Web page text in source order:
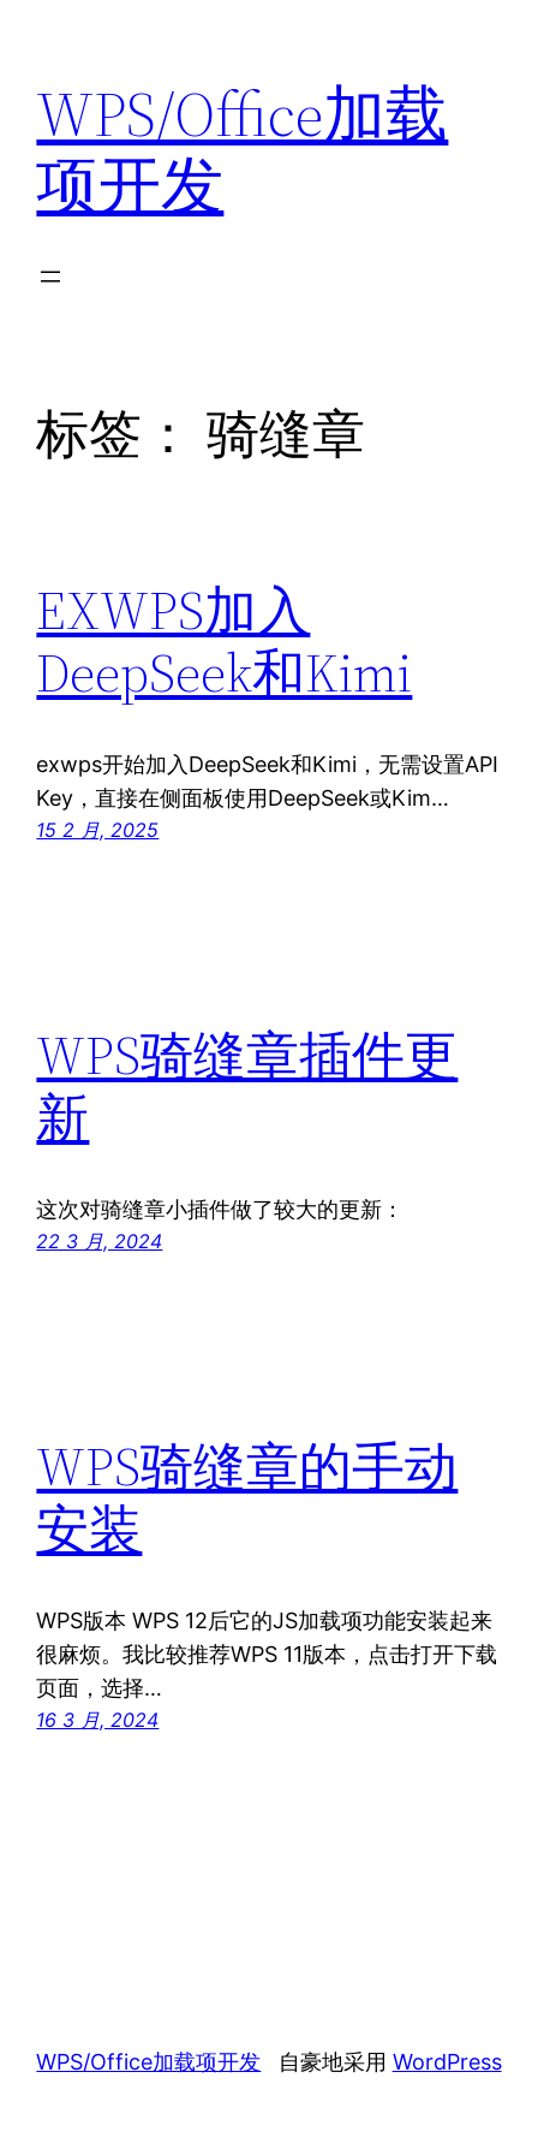
WPS/Office加载
项开发
标签：骑缝章
EXWPS加入
DeepSeek和Kimi
exwps开始加入DeepSeek和Kimi，无需设置API
Key，直接在侧面板使用DeepSeek或Kim…
15 2 月, 2025
WPS骑缝章插件更
新
这次对骑缝章小插件做了较大的更新：
22 3 月, 2024
WPS骑缝章的手动
安装
WPS版本 WPS 12后它的JS加载项功能安装起来
很麻烦。我比较推荐WPS 11版本，点击打开下载
页面，选择…
16 3 月, 2024
WPS/Office加载项开发 自豪地采用 WordPress